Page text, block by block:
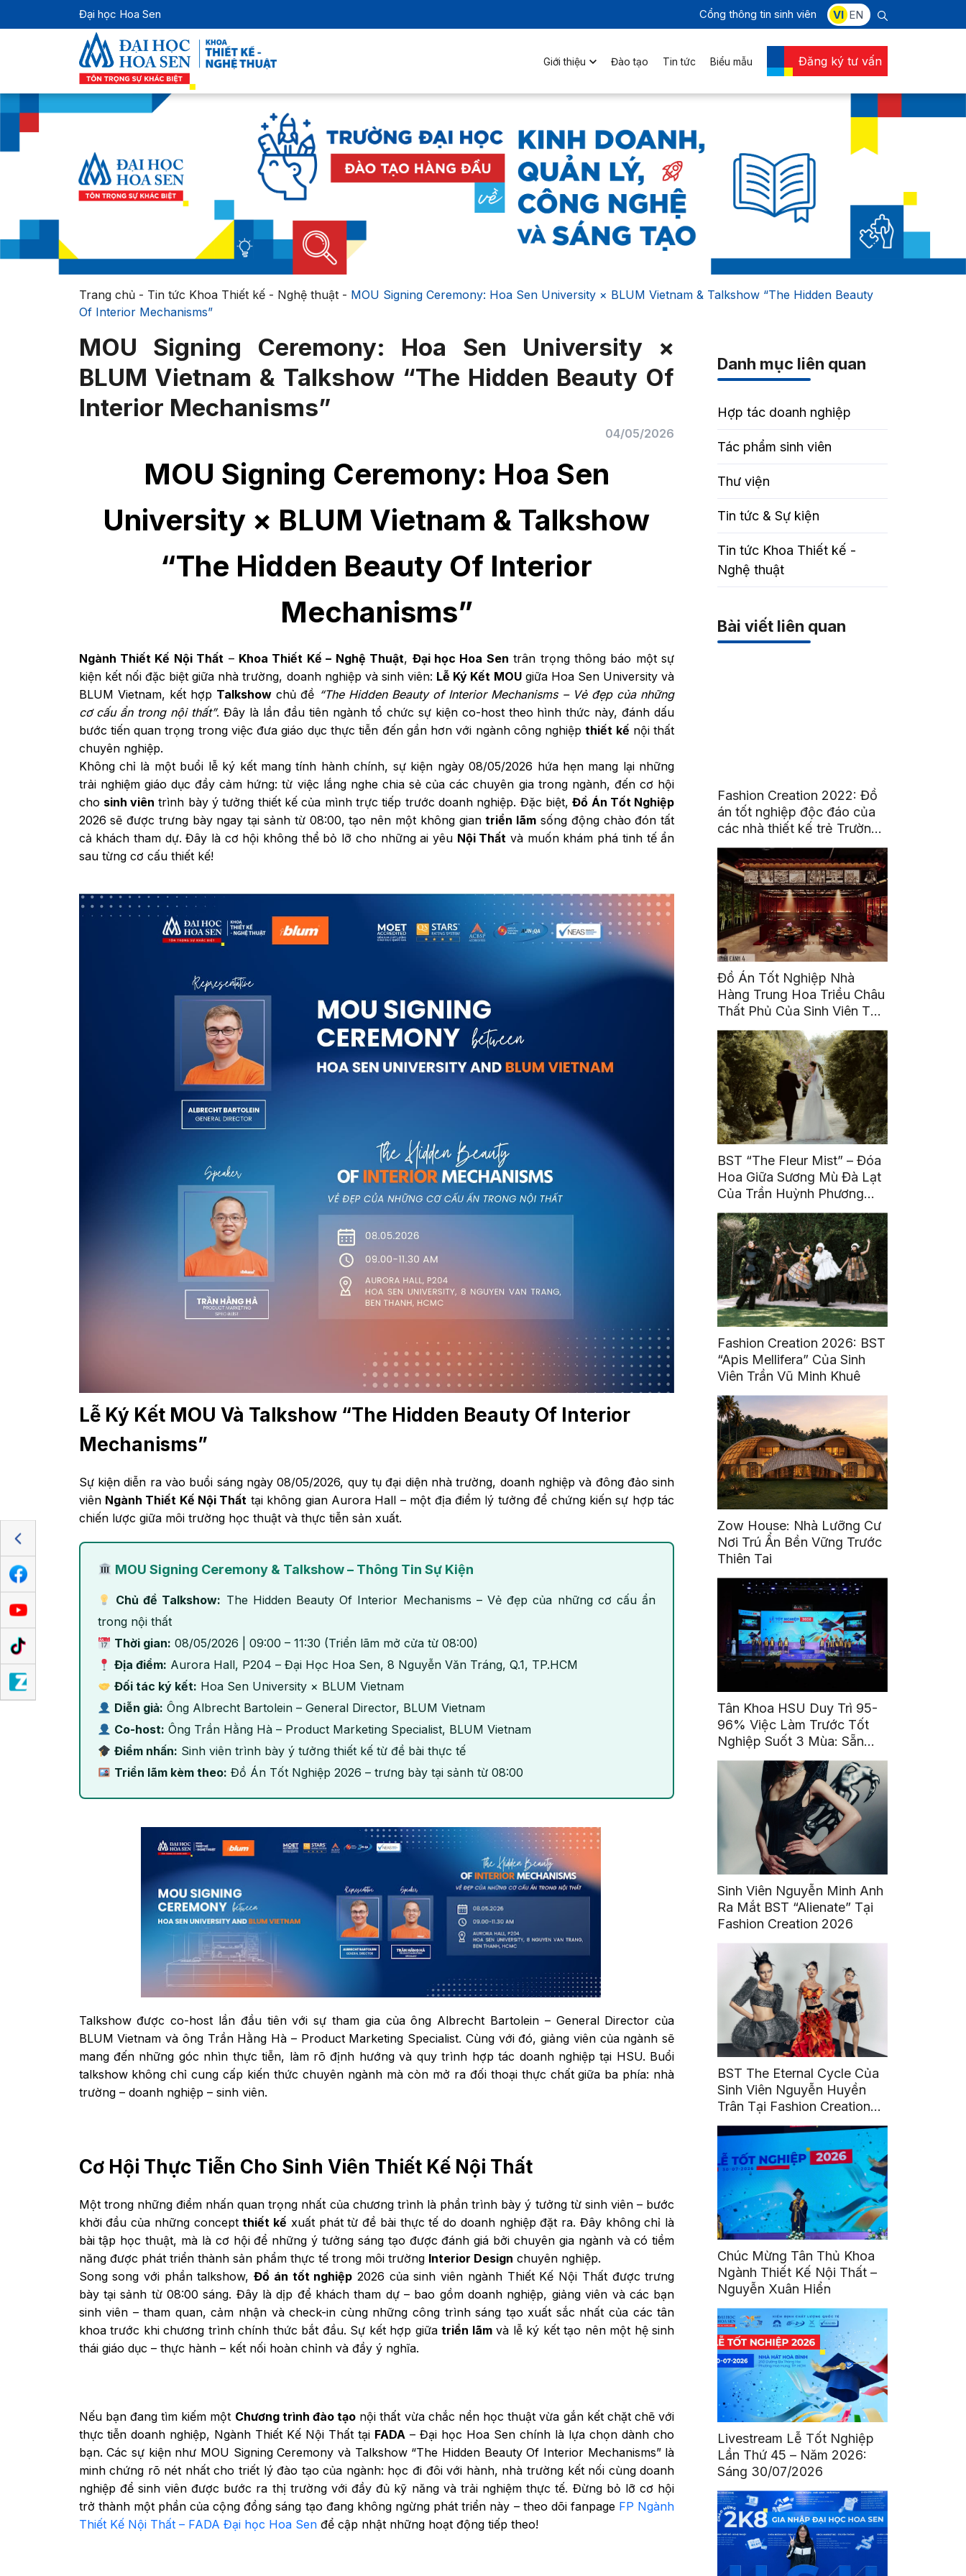
Đại học Hoa Sen Cổng thông tin sinh viên VI EN
Giới thiệu Đào tạo Tin tức Biểu mẫu Đăng ký tư vấn
Trang chủ- Tin tức Khoa Thiết kế - Nghệ thuật- MOU Signing Ceremony: Hoa Sen University × BLUM Vietnam & Talkshow “The Hidden Beauty
Of Interior Mechanisms”
MOU Signing Ceremony: Hoa Sen University ×
BLUM Vietnam & Talkshow “The Hidden Beauty Of
Interior Mechanisms”
04/05/2026
MOU Signing Ceremony: Hoa Sen
University × BLUM Vietnam & Talkshow
“The Hidden Beauty Of Interior
Mechanisms”
Ngành Thiết Kế Nội Thất – Khoa Thiết Kế – Nghệ Thuật, Đại học Hoa Sen trân trọng thông báo một sự
kiện kết nối đặc biệt giữa nhà trường, doanh nghiệp và sinh viên: Lễ Ký Kết MOUgiữa Hoa Sen University và
BLUM Vietnam, kết hợp Talkshow chủ đề “The Hidden Beauty of Interior Mechanisms – Vẻ đẹp của những
cơ cấu ẩn trong nội thất”. Đây là lần đầu tiên ngành tổ chức sự kiện co-host theo hình thức này, đánh dấu
bước tiến quan trọng trong việc đưa giáo dục thực tiễn đến gần hơn với ngành công nghiệpthiết kế nội thất
chuyên nghiệp.
Không chỉ là một buổi lễ ký kết mang tính hành chính, sự kiện ngày 08/05/2026 hứa hẹn mang lại những
trải nghiệm giáo dục đầy cảm hứng: từ việc lắng nghe chia sẻ của các chuyên gia trong ngành, đến cơ hội
cho sinh viên trình bày ý tưởng thiết kế của mình trực tiếp trước doanh nghiệp. Đặc biệt,Đồ Án Tốt Nghiệp
2026 sẽ được trưng bày ngay tại sảnh từ 08:00, tạo nên một không giantriển lãm sống động chào đón tất
cả khách tham dự. Đây là cơ hội không thể bỏ lỡ cho những ai yêu Nội Thất và muốn khám phá tinh tế ẩn
sau từng cơ cấu thiết kế!
Lễ Ký Kết MOU Và Talkshow “The Hidden Beauty Of Interior
Mechanisms”
Sự kiện diễn ra vào buổi sáng ngày 08/05/2026, quy tụ đại diện nhà trường, doanh nghiệp và đông đảo sinh
viên Ngành Thiết Kế Nội Thất tại không gian Aurora Hall – một địa điểm lý tưởng để chứng kiến sự hợp tác
chiến lược giữa môi trường học thuật và thực tiễn sản xuất.
MOU Signing Ceremony & Talkshow – Thông Tin Sự Kiện
Chủ đề Talkshow: The Hidden Beauty Of Interior Mechanisms – Vẻ đẹp của những cơ cấu ẩn
trong nội thất
Thời gian: 08/05/2026 | 09:00 – 11:30 (Triển lãm mở cửa từ 08:00)
Địa điểm: Aurora Hall, P204 – Đại Học Hoa Sen, 8 Nguyễn Văn Tráng, Q.1, TP.HCM
Đối tác ký kết: Hoa Sen University × BLUM Vietnam
Diễn giả: Ông Albrecht Bartolein – General Director, BLUM Vietnam
Co-host: Ông Trần Hằng Hà – Product Marketing Specialist, BLUM Vietnam
Điểm nhấn: Sinh viên trình bày ý tưởng thiết kế từ đề bài thực tế
Triển lãm kèm theo: Đồ Án Tốt Nghiệp 2026 – trưng bày tại sảnh từ 08:00
Talkshow được co-host lần đầu tiên với sự tham gia của ông Albrecht Bartolein – General Director của
BLUM Vietnam và ông Trần Hằng Hà – Product Marketing Specialist. Cùng với đó, giảng viên của ngành sẽ
mang đến những góc nhìn thực tiễn, làm rõ định hướng và quy trình hợp tác doanh nghiệp tại HSU. Buổi
talkshow không chỉ cung cấp kiến thức chuyên ngành mà còn mở ra đối thoại thực chất giữa ba phía: nhà
trường – doanh nghiệp – sinh viên.
Cơ Hội Thực Tiễn Cho Sinh Viên Thiết Kế Nội Thất
Một trong những điểm nhấn quan trọng nhất của chương trình là phần trình bày ý tưởng từ sinh viên – bước
khởi đầu của những conceptthiết kế xuất phát từ đề bài thực tế do doanh nghiệp đặt ra. Đây không chỉ là
bài tập học thuật, mà là cơ hội để những ý tưởng sáng tạo được đánh giá bởi chuyên gia ngành và có tiềm
năng được phát triển thành sản phẩm thực tế trong môi trường Interior Design chuyên nghiệp.
Song song với phần talkshow,Đồ án tốt nghiệp 2026 của sinh viên ngành Thiết Kế Nội Thất được trưng
bày tại sảnh từ 08:00 sáng. Đây là dịp để khách tham dự – bao gồm doanh nghiệp, giảng viên và các bạn
sinh viên – tham quan, cảm nhận và check-in cùng những công trình sáng tạo xuất sắc nhất của các tân
khoa trước khi chương trình chính thức bắt đầu. Sự kết hợp giữatriển lãmvà lễ ký kết tạo nên một hệ sinh
thái giáo dục – thực hành – kết nối hoàn chỉnh và đầy ý nghĩa.
Nếu bạn đang tìm kiếm một Chương trình đào tạo nội thất vừa chắc nền học thuật vừa gắn kết chặt chẽ với
thực tiễn doanh nghiệp, Ngành Thiết Kế Nội Thất tại FADA – Đại học Hoa Sen chính là lựa chọn dành cho
bạn. Các sự kiện như MOU Signing Ceremony và Talkshow “The Hidden Beauty Of Interior Mechanisms” là
minh chứng rõ nét nhất cho triết lý đào tạo của ngành: học đi đôi với hành, nhà trường kết nối cùng doanh
nghiệp để sinh viên được bước ra thị trường với đầy đủ kỹ năng và trải nghiệm thực tế. Đừng bỏ lỡ cơ hội
trở thành một phần của cộng đồng sáng tạo đang không ngừng phát triển này – theo dõi fanpage FP Ngành
Thiết Kế Nội Thất – FADA Đại học Hoa Senđể cập nhật những hoạt động tiếp theo!
Danh mục liên quan
Hợp tác doanh nghiệp
Tác phẩm sinh viên
Thư viện
Tin tức & Sự kiện
Tin tức Khoa Thiết kế -
Nghệ thuật
Bài viết liên quan
Fashion Creation 2022: Đồ
án tốt nghiệp độc đáo của
các nhà thiết kế trẻ Trường
Đại Học Hoa Sen
Đồ Án Tốt Nghiệp Nhà
Hàng Trung Hoa Triều Châu
Thất Phủ Của Sinh Viên Tô
Ái Tinh
BST “The Fleur Mist” – Đóa
Hoa Giữa Sương Mù Đà Lạt
Của Trần Huỳnh Phương
Uyên
Fashion Creation 2026: BST
“Apis Mellifera” Của Sinh
Viên Trần Vũ Minh Khuê
Zow House: Nhà Lưỡng Cư
Nơi Trú Ẩn Bền Vững Trước
Thiên Tai
Tân Khoa HSU Duy Trì 95-
96% Việc Làm Trước Tốt
Nghiệp Suốt 3 Mùa: Sẵn
Sàng Trở Thành Những Cái
Tên Được Tin Cậy
Sinh Viên Nguyễn Minh Anh
Ra Mắt BST “Alienate” Tại
Fashion Creation 2026
BST The Eternal Cycle Của
Sinh Viên Nguyễn Huyền
Trân Tại Fashion Creation
2026
Chúc Mừng Tân Thủ Khoa
Ngành Thiết Kế Nội Thất –
Nguyễn Xuân Hiển
Livestream Lễ Tốt Nghiệp
Lần Thứ 45 – Năm 2026:
Sáng 30/07/2026